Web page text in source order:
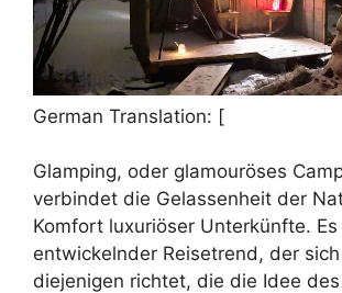
German Translation: [
Glamping, oder glamouröses
verbindet die Gelassenheit der
Komfort luxuriöser Unterkünfte.
entwickelnder Reisetrend, der
diejenigen richtet, die die Idee